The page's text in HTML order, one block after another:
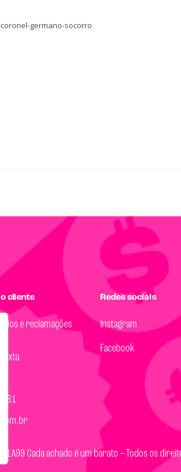
germano-socorro
cliente
e reclamações
Redes sociais
Instagram
Facebook
1A99 Cada achado é um barato – Todos os